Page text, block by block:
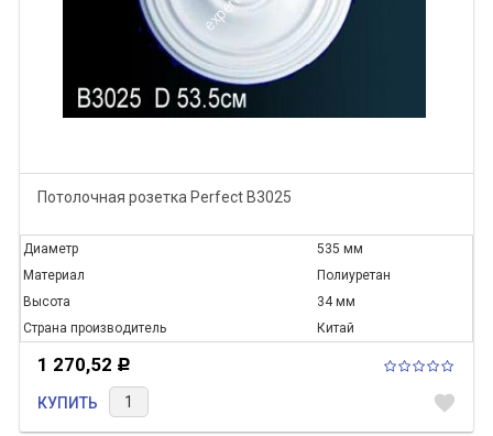
Потолочная розетка Perfect B3025
Диаметр
535 мм
Материал
Полиуретан
Высота
34 мм
Страна производитель
Китай
1 270,52 Р
КУПИТЬ favorite